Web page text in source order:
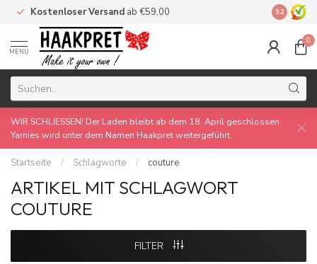
Kostenloser Versand ab €59,00 Made by
9.2
MENU
0
WIR SCHLIESSEN! Der Laden bleibt ab dem 18. April geschlossen.
Yarnies wird unter dem Namen Haakpret weitergeführt.
Startseite / Schlagworte / couture
ARTIKEL MIT SCHLAGWORT
COUTURE
FILTER